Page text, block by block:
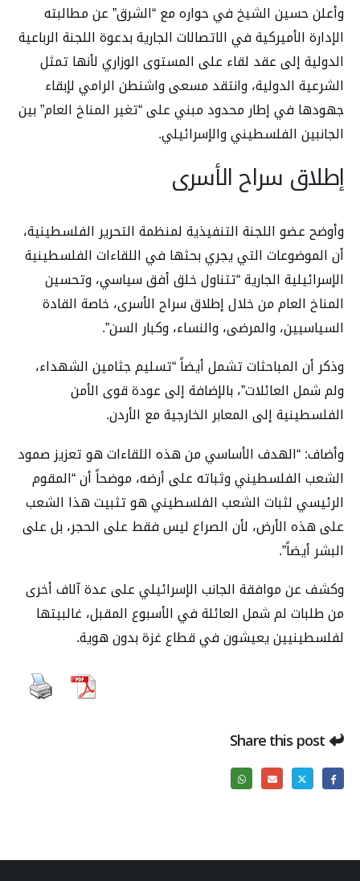
وأعلن حسين الشيخ في حواره مع “الشرق” عن مطالبته
الإدارة الأميركية في الاتصالات الجارية بدعوة اللجنة الرباعية
الدولية إلى عقد لقاء على المستوى الوزاري لأنها تمثل
الشرعية الدولية، وانتقد مسعى واشنطن الرامي لإبقاء
جهودها في إطار محدود مبني على “تغير المناخ العام” بين
الجانبين الفلسطيني والإسرائيلي.
إطلاق سراح الأسرى
وأوضح عضو اللجنة التنفيذية لمنظمة التحرير الفلسطينية،
أن الموضوعات التي يجري بحثها في اللقاءات الفلسطينية
الإسرائيلية الجارية “تتناول خلق أفق سياسي، وتحسين
المناخ العام من خلال إطلاق سراح الأسرى، خاصة القادة
السياسيين، والمرضى، والنساء، وكبار السن”.
وذكر أن المباحثات تشمل أيضاً “تسليم جثامين الشهداء،
ولم شمل العائلات”، بالإضافة إلى عودة قوى الأمن
الفلسطينية إلى المعابر الخارجية مع الأردن.
وأضاف: “الهدف الأساسي من هذه اللقاءات هو تعزيز صمود
الشعب الفلسطيني وثباته على أرضه، موضحاً أن “المقوم
الرئيسي لثبات الشعب الفلسطيني هو تثبيت هذا الشعب
على هذه الأرض، لأن الصراع ليس فقط على الحجر، بل على
البشر أيضاً”.
وكشف عن موافقة الجانب الإسرائيلي على عدة آلاف أخرى
من طلبات لم شمل العائلة في الأسبوع المقبل، غالبيتها
لفلسطينيين يعيشون في قطاع غزة بدون هوية.
Share this post